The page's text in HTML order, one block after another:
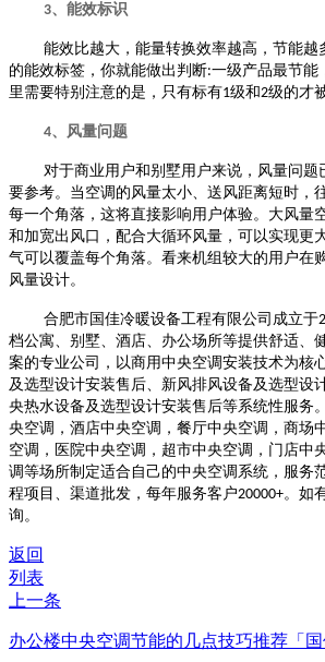
3、能效标识
能效比越大，能量转换效率越高，节能越
的能效标签，你就能做出判断:一级产品最节能
里需要特别注意的是，只有标有1级和2级的才
4、风量问题
对于商业用户和别墅用户来说，风量问题
要参考。当空调的风量太小、送风距离短时，
每一个角落，这将直接影响用户体验。大风量
和加宽出风口，配合大循环风量，可以实现更
气可以覆盖每个角落。看来机组较大的用户在
风量设计。
合肥市国佳冷暖设备工程有限公司成立于
档公寓、别墅、酒店、办公场所等提供舒适、
案的专业公司，以商用中央空调安装技术为核
及选型设计安装售后、新风排风设备及选型设
央热水设备及选型设计安装售后等系统性服务
央空调，酒店中央空调，餐厅中央空调，商场
空调，医院中央空调，超市中央空调，门店中
调等场所制定适合自己的中央空调系统，服务
程项目、渠道批发，每年服务客户20000+。如
询。
返回
列表
上一条
办公楼中央空调节能的几点技巧推荐「国